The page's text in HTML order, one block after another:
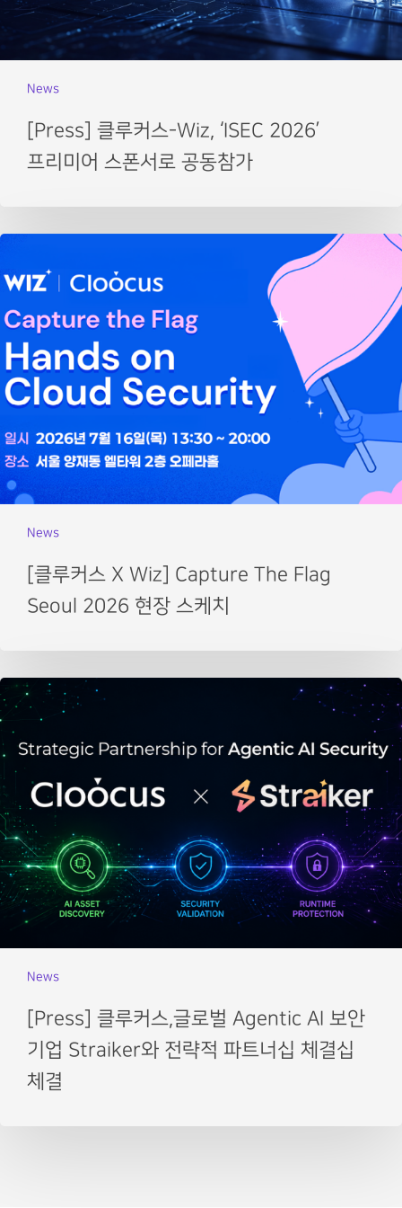
News
[Press] 클루커스-Wiz, ‘ISEC 2026’
프리미어 스폰서로 공동참가
News
[클루커스 X Wiz] Capture The Flag
Seoul 2026 현장 스케치
News
[Press] 클루커스,글로벌 Agentic AI 보안
기업 Straiker와 전략적 파트너십 체결십
체결